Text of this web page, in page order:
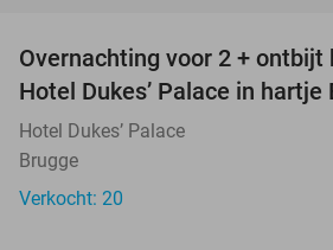
Overnachting voor 2 +
Hotel Dukes’ Palace in hartje
Hotel Dukes’ Palace
Brugge
Verkocht: 20